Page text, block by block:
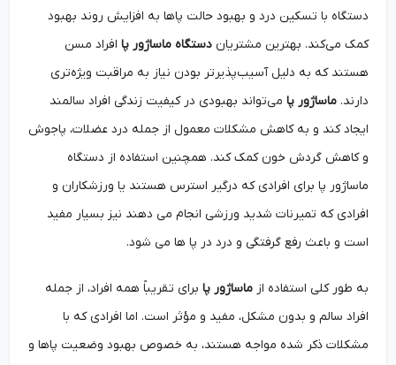
دستگاه با تسکین درد و بهبود حالت پاها به افزایش روند بهبود
کمک می‌کند. بهترین مشتریاندستگاه ماساژور پاافراد مسن
هستند که به دلیل آسیب‌پذیرتر بودن نیاز به مراقبت ویژه‌تری
دارند.ماساژور پامی‌تواند بهبودی در کیفیت زندگی افراد سالمند
ایجاد کند و به کاهش مشکلات معمول از جمله درد عضلات، پاجوش
و کاهش گردش خون کمک کند. همچنین استفاده از دستگاه
ماساژور پا برای افرادی که درگیر استرس هستند یا ورزشکاران و
افرادی که تمیرنات شدید ورزشی انجام می دهند نیز بسیار مفید
است و باعث رفع گرفتگی و درد در پا ها می شود.
به طور کلی استفاده ازماساژور پابرای تقریباً همه افراد، از جمله
افراد سالم و بدون مشکل، مفید و مؤثر است. اما افرادی که با
مشکلات ذکر شده مواجه هستند، به خصوص بهبود وضعیت پاها و